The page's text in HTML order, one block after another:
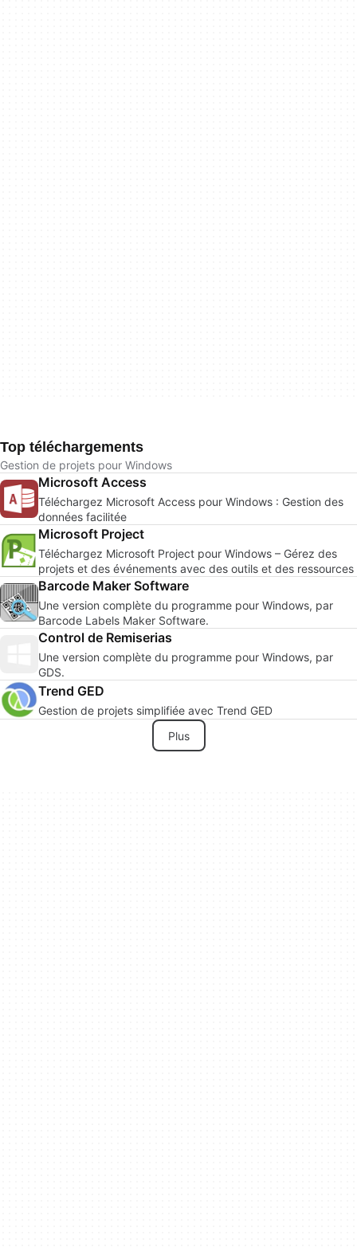
Top téléchargements
Gestion de projets pour Windows
Microsoft Access
Téléchargez Microsoft Access pour Windows : Gestion des
données facilitée
Microsoft Project
Téléchargez Microsoft Project pour Windows – Gérez des
projets et des événements avec des outils et des ressources
Barcode Maker Software
Une version complète du programme pour Windows, par
Barcode Labels Maker Software.
Control de Remiserias
Une version complète du programme pour Windows, par
GDS.
Trend GED
Gestion de projets simplifiée avec Trend GED
Plus